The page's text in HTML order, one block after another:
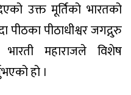
उक्त मूर्तिको भारतको
पीठका पीठाधीश्वर जगद्गुरु
भारती महाराजले विशेष
हो ।